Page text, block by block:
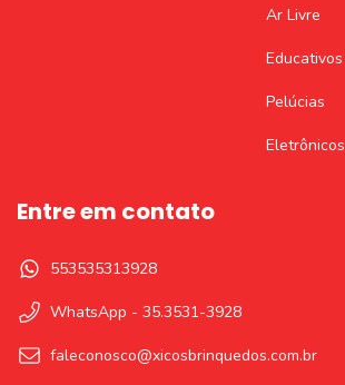
Ar Livre
Educativos
Pelúcias
Eletrônicos
Entre em contato
553535313928
WhatsApp - 35.3531-3928
faleconosco@xicosbrinquedos.com.br